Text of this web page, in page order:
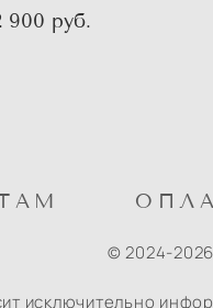
900 pуб.
© 2024-
исключительно